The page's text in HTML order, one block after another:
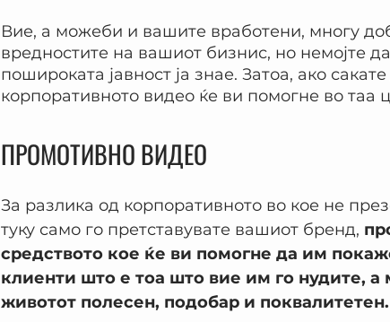
Вие, а можеби и вашите вработени, многу
вредностите на вашиот бизнис, но немојте
пошироката јавност ја знае. Затоа, ако
корпоративното видео ќе ви помогне во таа
ПРОМОТИВНО ВИДЕО
За разлика од корпоративното во кое не
туку само го претставувате вашиот бренд,
средството кое ќе ви помогне да им
клиенти што е тоа што вие им го нудите,
животот полесен, подобар и поквалитетен.